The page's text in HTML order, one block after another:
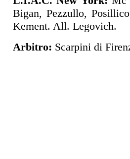
Bigan, Pezzullo,
Kement. All. Legovich.
Arbitro: Scarpini di